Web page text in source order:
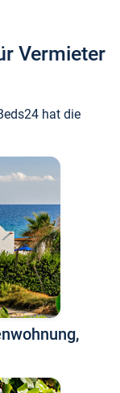
Vermieter
hat die